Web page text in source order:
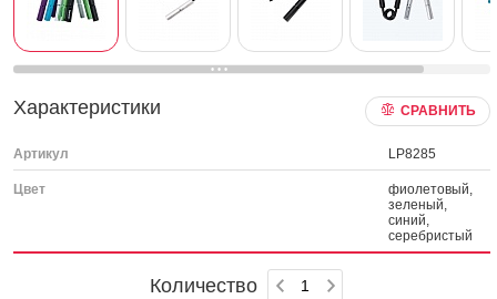
Характеристики СРАВНИТЬ
Артикул LP8285
Цвет
фиолетовый,
зеленый,
синий,
серебристый
Количество